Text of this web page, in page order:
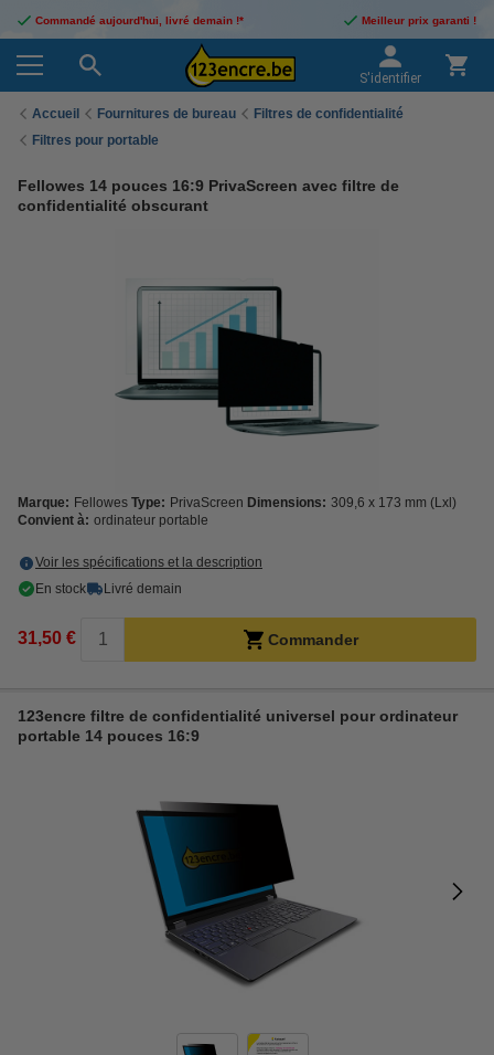
Commandé aujourd'hui, livré demain !* Meilleur prix garanti !
S'identifier
Accueil Fournitures de bureau
Filtres de confidentialité
Filtres pour portable
Fellowes 14 pouces 16:9 PrivaScreen avec filtre de
confidentialité obscurant
Marque: Fellowes Type: PrivaScreen Dimensions: 309,6 x 173 mm (Lxl)
Convient à: ordinateur portable
Voir les spécifications et la description
En stock
Livré demain
31,50 € Commander
123encre filtre de confidentialité universel pour ordinateur
portable 14 pouces 16:9